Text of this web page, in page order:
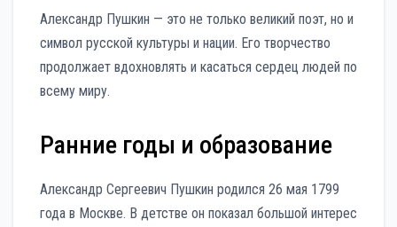
Александр Пушкин — это не только великий поэт, но и
символ русской культуры и нации. Его творчество
продолжает вдохновлять и касаться сердец людей по
всему миру.
Ранние годы и образование
Александр Сергеевич Пушкин родился 26 мая 1799
года в Москве. В детстве он показал большой интерес